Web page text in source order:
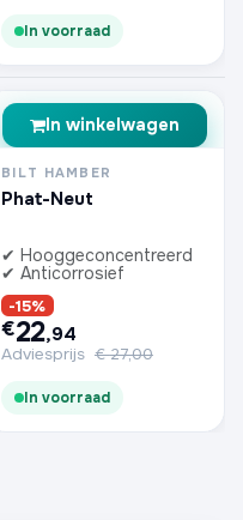
In voorraad
In winkelwagen
BILT HAMBER
Phat-Neut
✔ Hooggeconcentreerd
✔ Anticorrosief
-15%
€22,94
Adviesprijs €27,00
In voorraad